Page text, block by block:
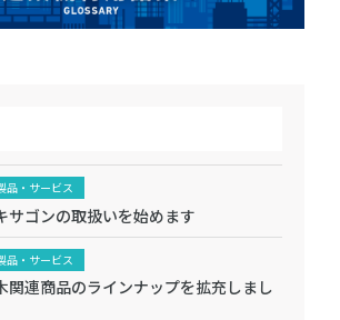
品・サービス
サゴンの取扱いを始めます
品・サービス
関連商品のラインナップを拡充しまし